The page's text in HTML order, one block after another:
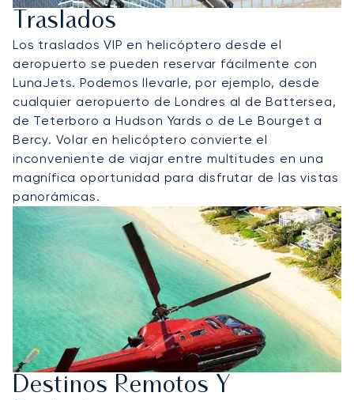
Traslados
Los traslados VIP en helicóptero desde el
aeropuerto se pueden reservar fácilmente con
LunaJets. Podemos llevarle, por ejemplo, desde
cualquier aeropuerto de Londres al de Battersea,
de Teterboro a Hudson Yards o de Le Bourget a
Bercy. Volar en helicóptero convierte el
inconveniente de viajar entre multitudes en una
magnífica oportunidad para disfrutar de las vistas
panorámicas.
Destinos Remotos Y